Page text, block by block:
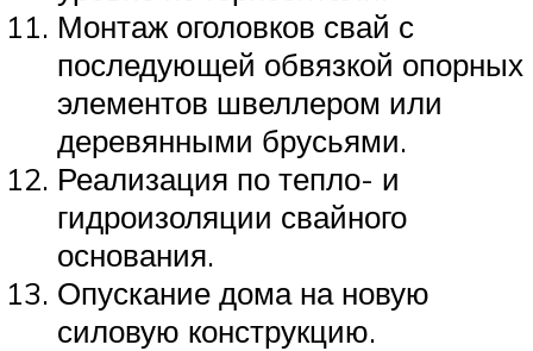
Монтаж оголовков свай с
последующей обвязкой опорных
элементов швеллером или
деревянными брусьями.
Реализация по тепло- и
гидроизоляции свайного
основания.
Опускание дома на новую
силовую конструкцию.